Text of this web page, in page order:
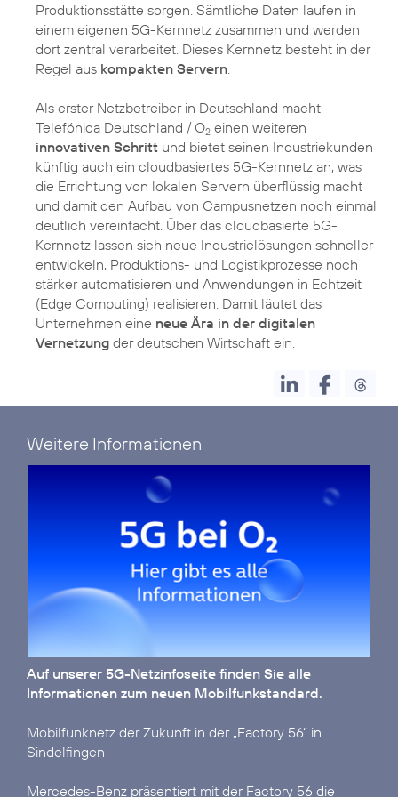
Produktionsstätte sorgen. Sämtliche Daten laufen in
einem eigenen 5G-Kernnetz zusammen und werden
dort zentral verarbeitet. Dieses Kernnetz besteht in der
Regel aus kompakten Servern
Als erster Netzbetreiber in Deutschland macht
Telefónica Deutschland / O2 einen weiteren
innovativen Schritt und bietet seinen Industriekunden
künftig auch ein cloudbasiertes 5G-Kernnetz an, was
die Errichtung von lokalen Servern überflüssig macht
und damit den Aufbau von Campusnetzen noch einmal
deutlich vereinfacht. Über das cloudbasierte 5G-
Kernnetz lassen sich neue Industrielösungen schneller
entwickeln, Produktions- und Logistikprozesse noch
stärker automatisieren und Anwendungen in Echtzeit
(Edge Computing) realisieren. Damit läutet das
Unternehmen eine neue Ära in der digitalen
Vernetzung der deutschen Wirtschaft ein.
Weitere Informationen
Auf unserer 5G-Netzinfoseite finden Sie alle
Informationen zum neuen Mobilfunkstandard.
Mobilfunknetz der Zukunft in der „Factory 56“ in
Sindelfingen
Mercedes-Benz präsentiert mit der Factory 56 die